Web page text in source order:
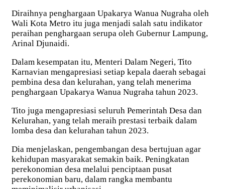
Diraihnya penghargaan Upakarya Wanua Nugraha oleh
Wali Kota Metro itu juga menjadi salah satu indikator
peraihan penghargaan serupa oleh Gubernur Lampung,
Arinal Djunaidi.
Dalam kesempatan itu, Menteri Dalam Negeri, Tito
Karnavian mengapresiasi setiap kepala daerah sebagai
pembina desa dan kelurahan, yang telah menerima
penghargaan Upakarya Wanua Nugraha tahun 2023.
Tito juga mengapresiasi seluruh Pemerintah Desa dan
Kelurahan, yang telah meraih prestasi terbaik dalam
lomba desa dan kelurahan tahun 2023.
Dia menjelaskan, pengembangan desa bertujuan agar
kehidupan masyarakat semakin baik. Peningkatan
perekonomian desa melalui penciptaan pusat
perekonomian baru, dalam rangka membantu